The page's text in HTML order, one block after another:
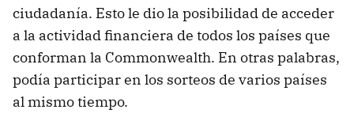
ciudadanía. Esto le dio la posibilidad de acceder
a la actividad financiera de todos los países que
conforman la Commonwealth. En otras palabras,
podía participar en los sorteos de varios países
al mismo tiempo.